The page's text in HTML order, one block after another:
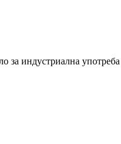
за индустриална употреба